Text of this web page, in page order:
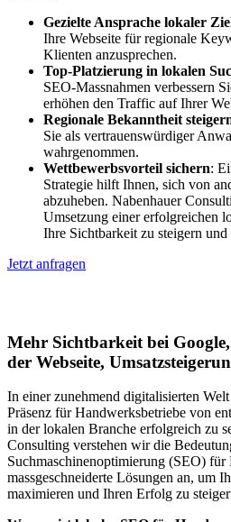
Gezielte Ansprache lokaler
Ihre Webseite für regionale
Klienten anzusprechen.
Top-Platzierung in lokalen
SEO-Massnahmen verbessern
erhöhen den Traffic auf Ihrer
Regionale Bekanntheit
Sie als vertrauenswürdiger
wahrgenommen.
Wettbewerbsvorteil sichern:
Strategie hilft Ihnen, sich von
abzuheben. Nabenhauer
Umsetzung einer erfolgreichen
Ihre Sichtbarkeit zu steigern
Jetzt anfragen
Mehr Sichtbarkeit bei
der Webseite,
In einer zunehmend digitalisierten
Präsenz für Handwerksbetriebe von
in der lokalen Branche erfolgreich zu
Consulting verstehen wir die
Suchmaschinenoptimierung (SEO)
massgeschneiderte Lösungen an, um
maximieren und Ihren Erfolg zu